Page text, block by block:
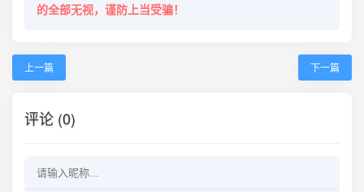
的全部无视，谨防上当受骗！
上一篇 下一篇
评论 (0)